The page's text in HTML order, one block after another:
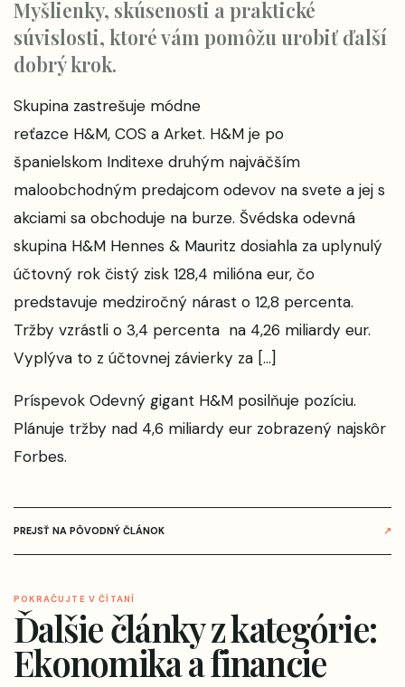
Myšlienky, skúsenosti a praktické
súvislosti, ktoré vám pomôžu urobiť ďalší
dobrý krok.
Skupina zastrešuje módne
reťazce H&M, COS a Arket. H&M je po
španielskom Inditexe druhým najväčším
maloobchodným predajcom odevov na svete a jej s
akciami sa obchoduje na burze. Švédska odevná
skupina H&M Hennes & Mauritz dosiahla za uplynulý
účtovný rok čistý zisk 128,4 milióna eur, čo
predstavuje medziročný nárast o 12,8 percenta.
Tržby vzrástli o 3,4 percenta na 4,26 miliardy eur.
Vyplýva to z účtovnej závierky za […]
Príspevok Odevný gigant H&M posilňuje pozíciu.
Plánuje tržby nad 4,6 miliardy eur zobrazený najskôr
Forbes.
PREJSŤ NA PÔVODNÝ ČLÁNOK ↗
POKRAČUJTE V ČÍTANÍ
Ďalšie články z kategórie:
Ekonomika a financie